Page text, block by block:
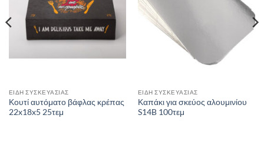
ΕΙΔΗ ΣΥΣΚΕΥΑΣΙΑΣ
Κουτί αυτόματο βάφλας κρέπας
22x18x5 25τεμ
ΕΙΔΗ ΣΥΣΚΕΥΑΣΙΑΣ
Καπάκι για σκεύος αλουμινίου
S14B 100τεμ